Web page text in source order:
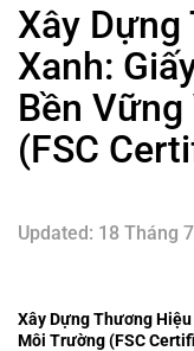
Xây
Xanh:
Bền
(FSC
Updated: 18 Tháng
Xây Dựng Thương
Môi Trường (FSC